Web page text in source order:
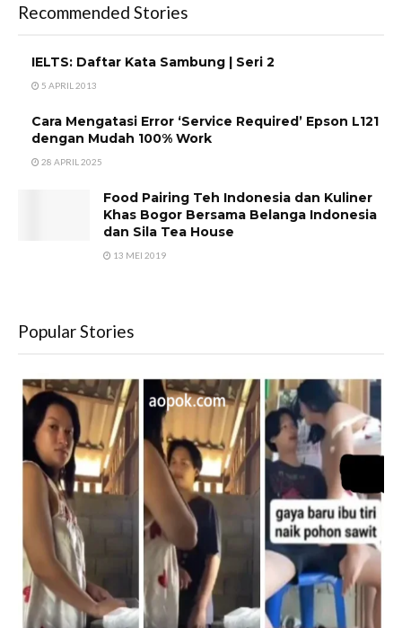
Recommended Stories
IELTS: Daftar Kata Sambung | Seri 2
5 APRIL 2013
Cara Mengatasi Error ‘Service Required’ Epson L121
dengan Mudah 100% Work
28 APRIL 2025
Food Pairing Teh Indonesia dan Kuliner
Khas Bogor Bersama Belanga Indonesia
dan Sila Tea House
13 MEI 2019
Popular Stories